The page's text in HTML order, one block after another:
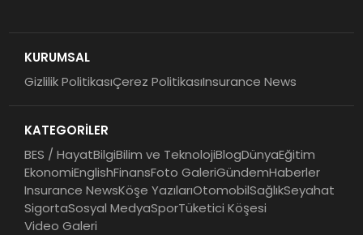
Koç Holding 2026 Yılının İlk
KURUMSAL
Gizlilik PolitikasıÇerez PolitikasıInsurance News
KATEGORİLER
BES / HayatBilgiBilim ve TeknolojiBlogDünyaEğitim
EkonomiEnglishFinansFoto GaleriGündemHaberler
Insurance NewsKöşe YazılarıOtomobilSağlıkSeyahat
SigortaSosyal MedyaSporTüketici Köşesi
Video Galeri